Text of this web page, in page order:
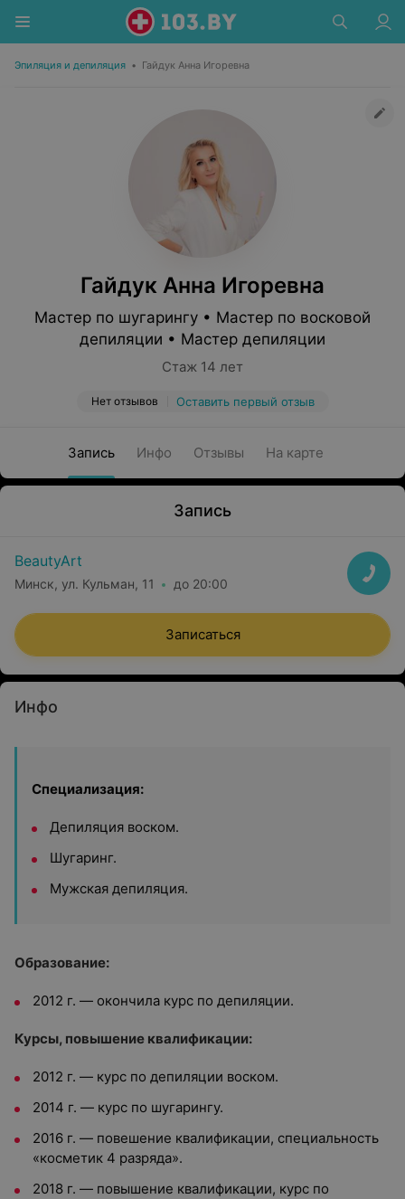
Эпиляция и депиляция • Гайдук Анна Игоревна
Гайдук Анна Игоревна
Мастер по шугарингу • Мастер по восковой
депиляции • Мастер депиляции
Стаж 14 лет
Нет отзывов Оставить первый отзыв
Запись Инфо Отзывы На карте
Запись
BeautyArt
Минск, ул. Кульман, 11 до 20:00
Записаться
Инфо
Специализация:
Депиляция воском.
Шугаринг.
Мужская депиляция.
Образование:
2012 г. — окончила курс по депиляции.
Курсы, повышение квалификации:
2012 г. — курс по депиляции воском.
2014 г. — курс по шугарингу.
2016 г. — повешение квалификации, специальность
«косметик 4 разряда».
2018 г. — повышение квалификации, курс по